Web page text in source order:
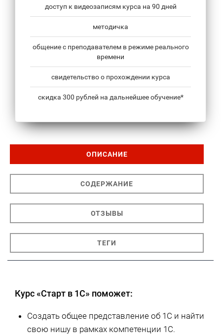
доступ к видеозаписям курса на 90 дней
методичка
общение с преподавателем в режиме реального
времени
свидетельство о прохождении курса
скидка 300 рублей на дальнейшее обучение*
ОПИСАНИЕ
СОДЕРЖАНИЕ
ОТЗЫВЫ
ТЕГИ
Курс «Старт в 1С» поможет:
Создать общее представление об 1C и найти
свою нишу в рамках компетенции 1С.